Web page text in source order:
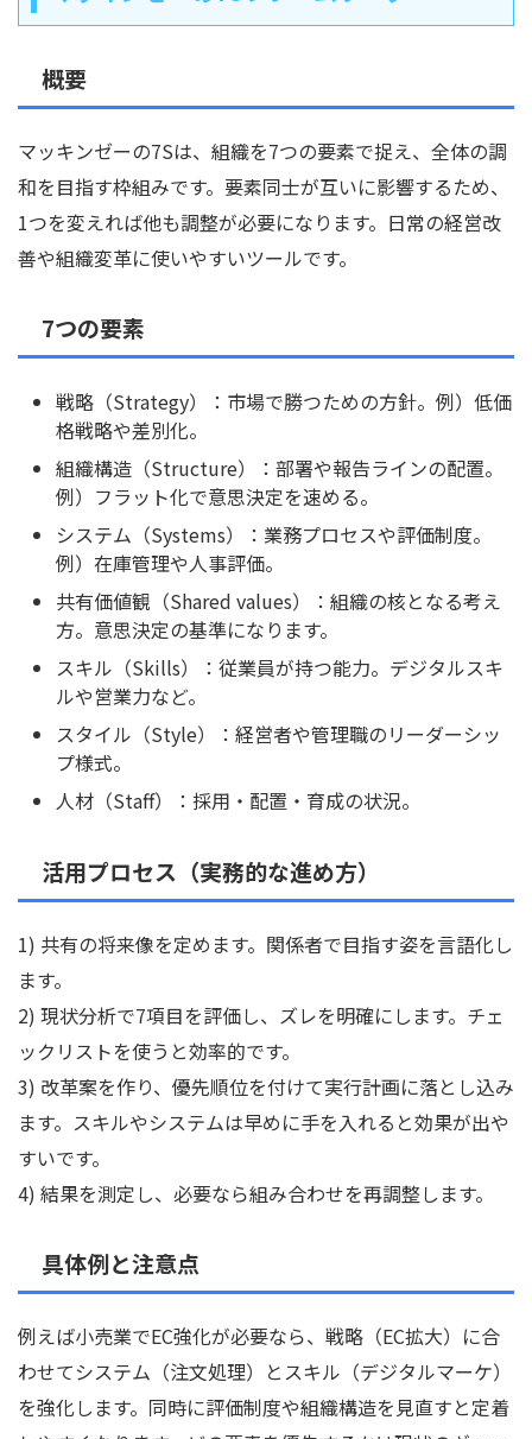
概要
マッキンゼーの7Sは、組織を7つの要素で捉え、全体の調
和を目指す枠組みです。要素同士が互いに影響するため、
1つを変えれば他も調整が必要になります。日常の経営改
善や組織変革に使いやすいツールです。
7つの要素
戦略（Strategy）：市場で勝つための方針。例）低価
格戦略や差別化。
組織構造（Structure）：部署や報告ラインの配置。
例）フラット化で意思決定を速める。
システム（Systems）：業務プロセスや評価制度。
例）在庫管理や人事評価。
共有価値観（Shared values）：組織の核となる考え
方。意思決定の基準になります。
スキル（Skills）：従業員が持つ能力。デジタルスキ
ルや営業力など。
スタイル（Style）：経営者や管理職のリーダーシッ
プ様式。
人材（Staff）：採用・配置・育成の状況。
活用プロセス（実務的な進め方）
1) 共有の将来像を定めます。関係者で目指す姿を言語化し
ます。
2) 現状分析で7項目を評価し、ズレを明確にします。チェ
ックリストを使うと効率的です。
3) 改革案を作り、優先順位を付けて実行計画に落とし込み
ます。スキルやシステムは早めに手を入れると効果が出や
すいです。
4) 結果を測定し、必要なら組み合わせを再調整します。
具体例と注意点
例えば小売業でEC強化が必要なら、戦略（EC拡大）に合
わせてシステム（注文処理）とスキル（デジタルマーケ）
を強化します。同時に評価制度や組織構造を見直すと定着